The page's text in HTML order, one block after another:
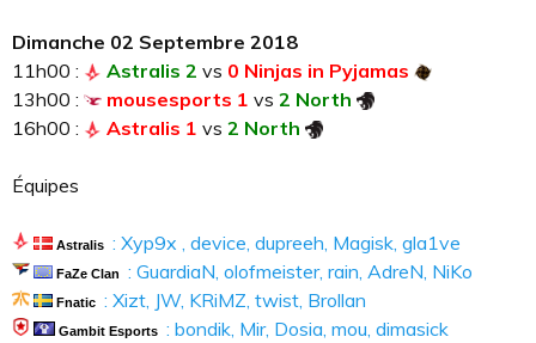
Dimanche 02 Septembre 2018
11h00 :
Astralis 2 vs 0 Ninjas in Pyjamas
13h00 :
mousesports 1 vs 2 North
16h00 :
Astralis 1 vs 2 North
Équipes
Astralis : Xyp9x , device, dupreeh, Magisk, gla1ve
FaZe Clan : GuardiaN, olofmeister, rain, AdreN, NiKo
Fnatic : Xizt, JW, KRiMZ, twist, Brollan
Gambit Esports : bondik, Mir, Dosia, mou, dimasick